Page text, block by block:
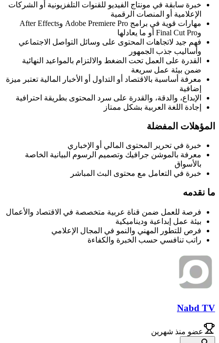
خبرة سابقة في مونتاج الفيديو للقنوات التلفزيونية أو الشركات
الإعلامية أو المنصات الرقمية
مهارات قوية في برامج Adobe Premiere Pro وAfter Effects
وFinal Cut Pro أو ما يعادلها
فهم جيد لاتجاهات المحتوى على وسائل التواصل الاجتماعي
وأساليب جذب الجمهور
القدرة على العمل تحت الضغط والالتزام بالمواعيد النهائية
ضمن بيئة عمل سريعة
معرفة أساسية بالاقتصاد أو التداول أو الأخبار المالية تعتبر ميزة
إضافية
الإبداع، والدقة، والقدرة على سرد المحتوى بطريقة احترافية
إجادة اللغة العربية بشكل ممتاز
المؤهلات المفضلة
خبرة في تحرير المحتوى المالي أو الإخباري
معرفة بالموشن جرافيك وتصميم الرسوم البيانية الخاصة
بالأسواق
خبرة في التعامل مع محتوى البث المباشر
ما نقدمه
فرصة للعمل ضمن قناة عربية متخصصة في الاقتصاد والأعمال
بيئة عمل إبداعية وديناميكية
فرص للتطور المهني والنمو في المجال الإعلامي
راتب تنافسي حسب الخبرة والكفاءة
Nabd TV
عضو منذ شهرين